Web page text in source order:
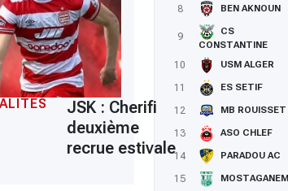
8
BEN AKNOUN
9
CS
CONSTANTINE
10 USM ALGER
11
ES SETIF
12
MB ROUISSET
13
ASO CHLEF
14
PARADOU AC
15
MOSTAGANEM
JSK : Cherifi
deuxième
recrue estivale